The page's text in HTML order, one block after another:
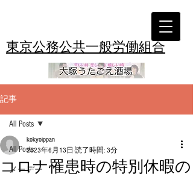
東京公務公共一般労働組合
記事
All Posts
メーデー
All Posts
コロナ罹患時の特別休暇の
kokyoippan
2023年6月13日 読了時間: 3分